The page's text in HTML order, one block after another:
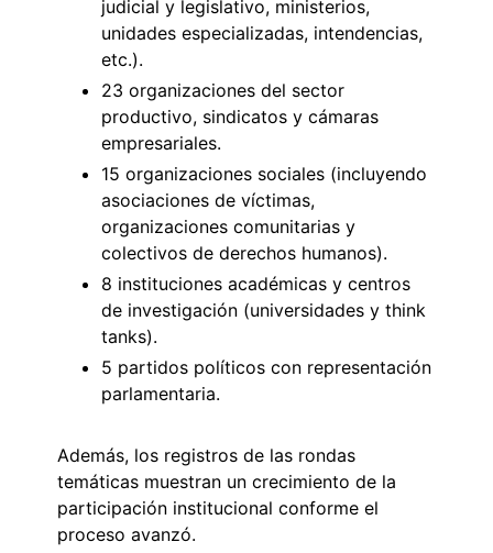
judicial y legislativo, ministerios,
unidades especializadas, intendencias,
etc.).
23 organizaciones del sector
productivo, sindicatos y cámaras
empresariales.
15 organizaciones sociales (incluyendo
asociaciones de víctimas,
organizaciones comunitarias y
colectivos de derechos humanos).
8 instituciones académicas y centros
de investigación (universidades y think
tanks).
5 partidos políticos con representación
parlamentaria.
Además, los registros de las rondas
temáticas muestran un crecimiento de la
participación institucional conforme el
proceso avanzó.